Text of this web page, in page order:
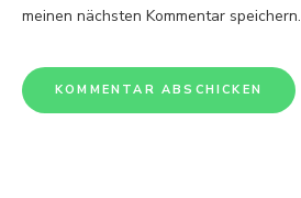
meinen nächsten Kommentar speichern.